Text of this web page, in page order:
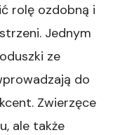
rolę ozdobną i
Jednym
ze
do
Zwierzęce
ale także